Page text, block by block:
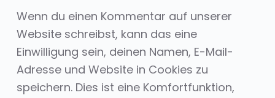
Wenn du einen Kommentar auf unserer
Website schreibst, kann das eine
Einwilligung sein, deinen Namen, E-Mail-
Adresse und Website in Cookies zu
speichern. Dies ist eine Komfortfunktion,